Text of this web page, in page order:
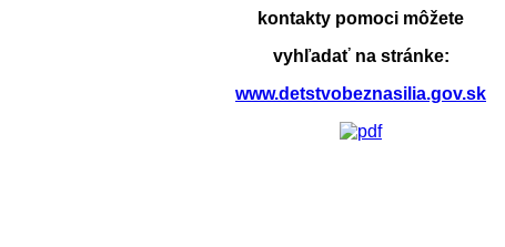
kontakty pomoci môžete
vyhľadať na stránke:
www.detstvobeznasilia.gov.sk